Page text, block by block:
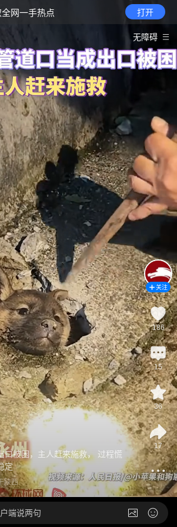
全网一手热点 打开
无障碍
口被困，主人赶来施救， 过程慌
定
陕西
关注
186
15
36
17
端说两句